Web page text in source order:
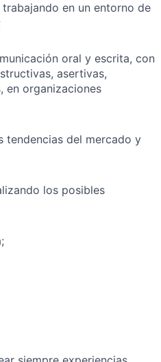
en un entorno de
oral y escrita, con
asertivas,
en organizaciones
tendencias del mercado y
los posibles